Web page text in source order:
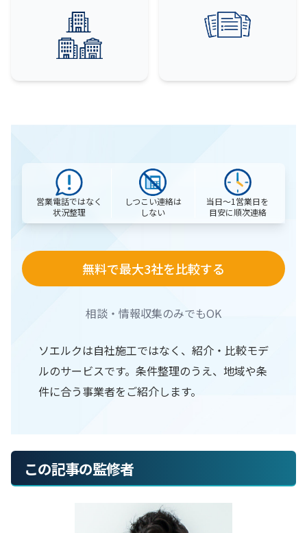
営業電話ではなく
状況整理
しつこい連絡は
しない
当日〜1営業日を
目安に順次連絡
無料で最大3社を比較する
相談・情報収集のみでもOK
ソエルクは自社施工ではなく、紹介・比較モデ
ルのサービスです。条件整理のうえ、地域や条
件に合う事業者をご紹介します。
この記事の監修者